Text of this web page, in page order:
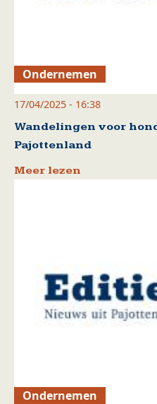
Ondernemen
17/04/2025 - 16:38
Wandelingen voor
Pajottenland
Meer lezen
Ondernemen